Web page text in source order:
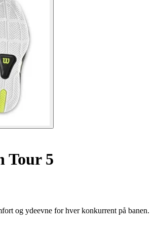
Tour 5
og ydeevne for hver konkurrent på banen.